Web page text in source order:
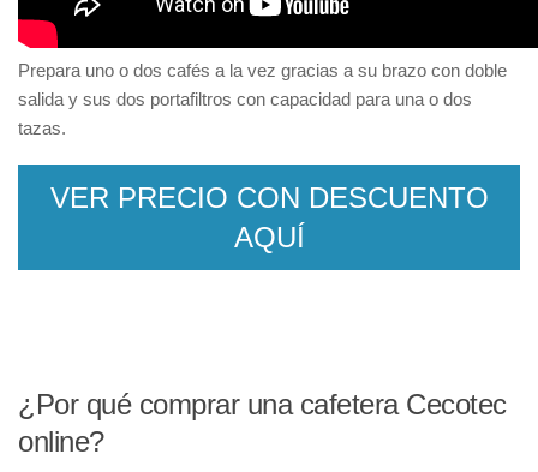
Prepara uno o dos cafés a la vez gracias a su brazo con doble
salida y sus dos portafiltros con capacidad para una o dos
tazas.
VER PRECIO CON DESCUENTO
AQUÍ
¿Por qué comprar una cafetera Cecotec
online?